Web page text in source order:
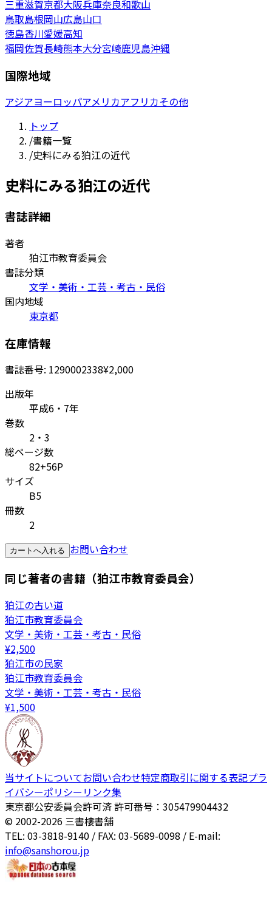
三重滋賀京都大阪兵庫奈良和歌山
鳥取島根岡山広島山口
徳島香川愛媛高知
福岡佐賀長崎熊本大分宮崎鹿児島沖縄
国際地域
アジアヨーロッパアメリカアフリカその他
トップ
/書籍一覧
/史料にみる狛江の近代
史料にみる狛江の近代
書誌詳細
著者
狛江市教育委員会
書誌分類
文学・美術・工芸・考古・民俗
国内地域
東京都
在庫情報
書誌番号: 1290002338¥2,000
出版年
平成6・7年
巻数
2・3
総ページ数
82+56P
サイズ
B5
冊数
2
カートへ入れる お問い合わせ
同じ著者の書籍（狛江市教育委員会）
狛江の古い道
狛江市教育委員会
文学・美術・工芸・考古・民俗
¥2,500
狛江市の民家
狛江市教育委員会
文学・美術・工芸・考古・民俗
¥1,500
当サイトについてお問い合わせ特定商取引に関する表記プラ
イバシーポリシー リンク集
東京都公安委員会許可済 許可番号：305479904432
© 2002-2026 三書樓書舗
TEL: 03-3818-9140 / FAX: 03-5689-0098 / E-mail:
info@sanshorou.jp